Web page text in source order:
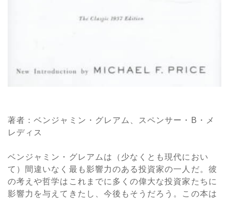
著者：ベンジャミン・グレアム、スペンサー・B・メ
レディス
ベンジャミン・グレアムは（少なくとも現代におい
て）間違いなく最も影響力のある投資家の一人だ。彼
の考えや哲学はこれまでに多くの偉大な投資家たちに
影響力を与えてきたし、今後もそうだろう。この本は